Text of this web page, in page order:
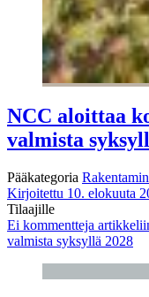
NCC aloittaa
valmista
Pääkategoria
Kirjoitettu 10. elokuuta
Tilaajille
Ei kommentteja
valmista syksyllä 2028